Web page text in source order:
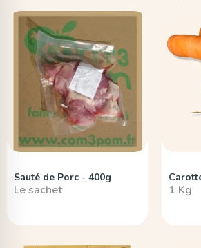
Sauté de Porc - 400g
Le sachet 1 Kg